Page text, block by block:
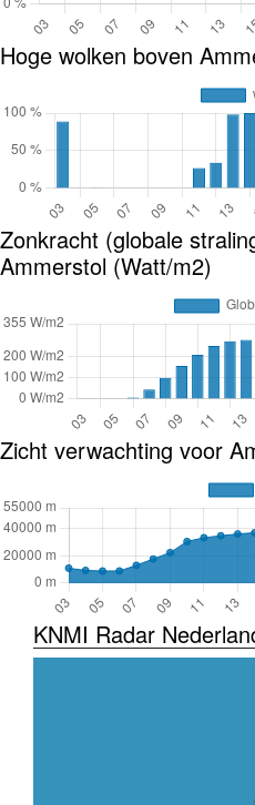
Hoge wolken boven
Zonkracht (globale
Ammerstol (Watt/m2)
Zicht verwachting voor
KNMI Radar